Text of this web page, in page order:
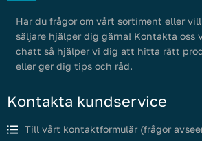
Har du frågor om vårt sortiment eller
säljare hjälper dig gärna! Kontakta oss
chatt så hjälper vi dig att hitta rätt
eller ger dig tips och råd.
Kontakta kundservice
Till vårt kontaktformulär (frågor